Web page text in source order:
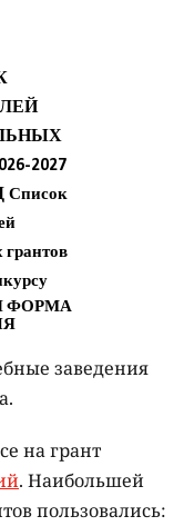
заведения
на грант
. Наибольшей
пользовались: